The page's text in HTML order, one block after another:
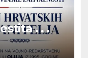
. . .